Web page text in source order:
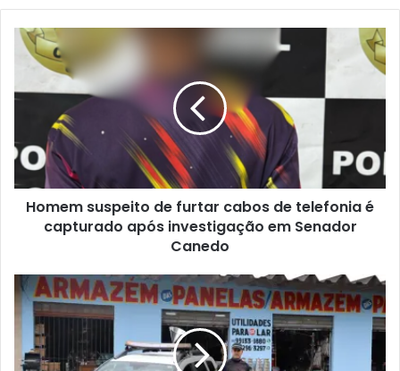
Homem suspeito de furtar cabos de telefonia é
capturado após investigação em Senador
Canedo